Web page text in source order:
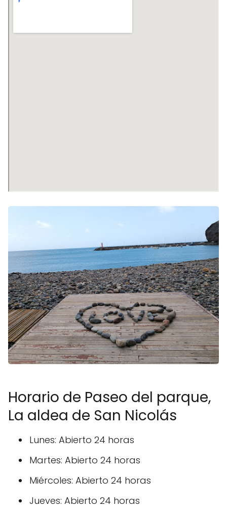
Horario de Paseo del parque,
La aldea de San Nicolás
Lunes: Abierto 24 horas
Martes: Abierto 24 horas
Miércoles: Abierto 24 horas
Jueves: Abierto 24 horas